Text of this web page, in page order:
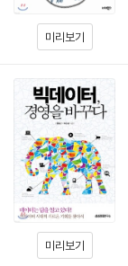
미리보기
미리보기